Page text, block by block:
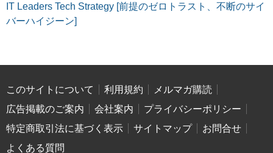
IT Leaders Tech Strategy [前提のゼロトラスト、不断のサイ
バーハイジーン]
このサイトについて 利用規約
メルマガ購読
広告掲載のご案内
会社案内
プライバシーポリシー
特定商取引法に基づく表示
サイトマップ
お問合せ
よくある質問